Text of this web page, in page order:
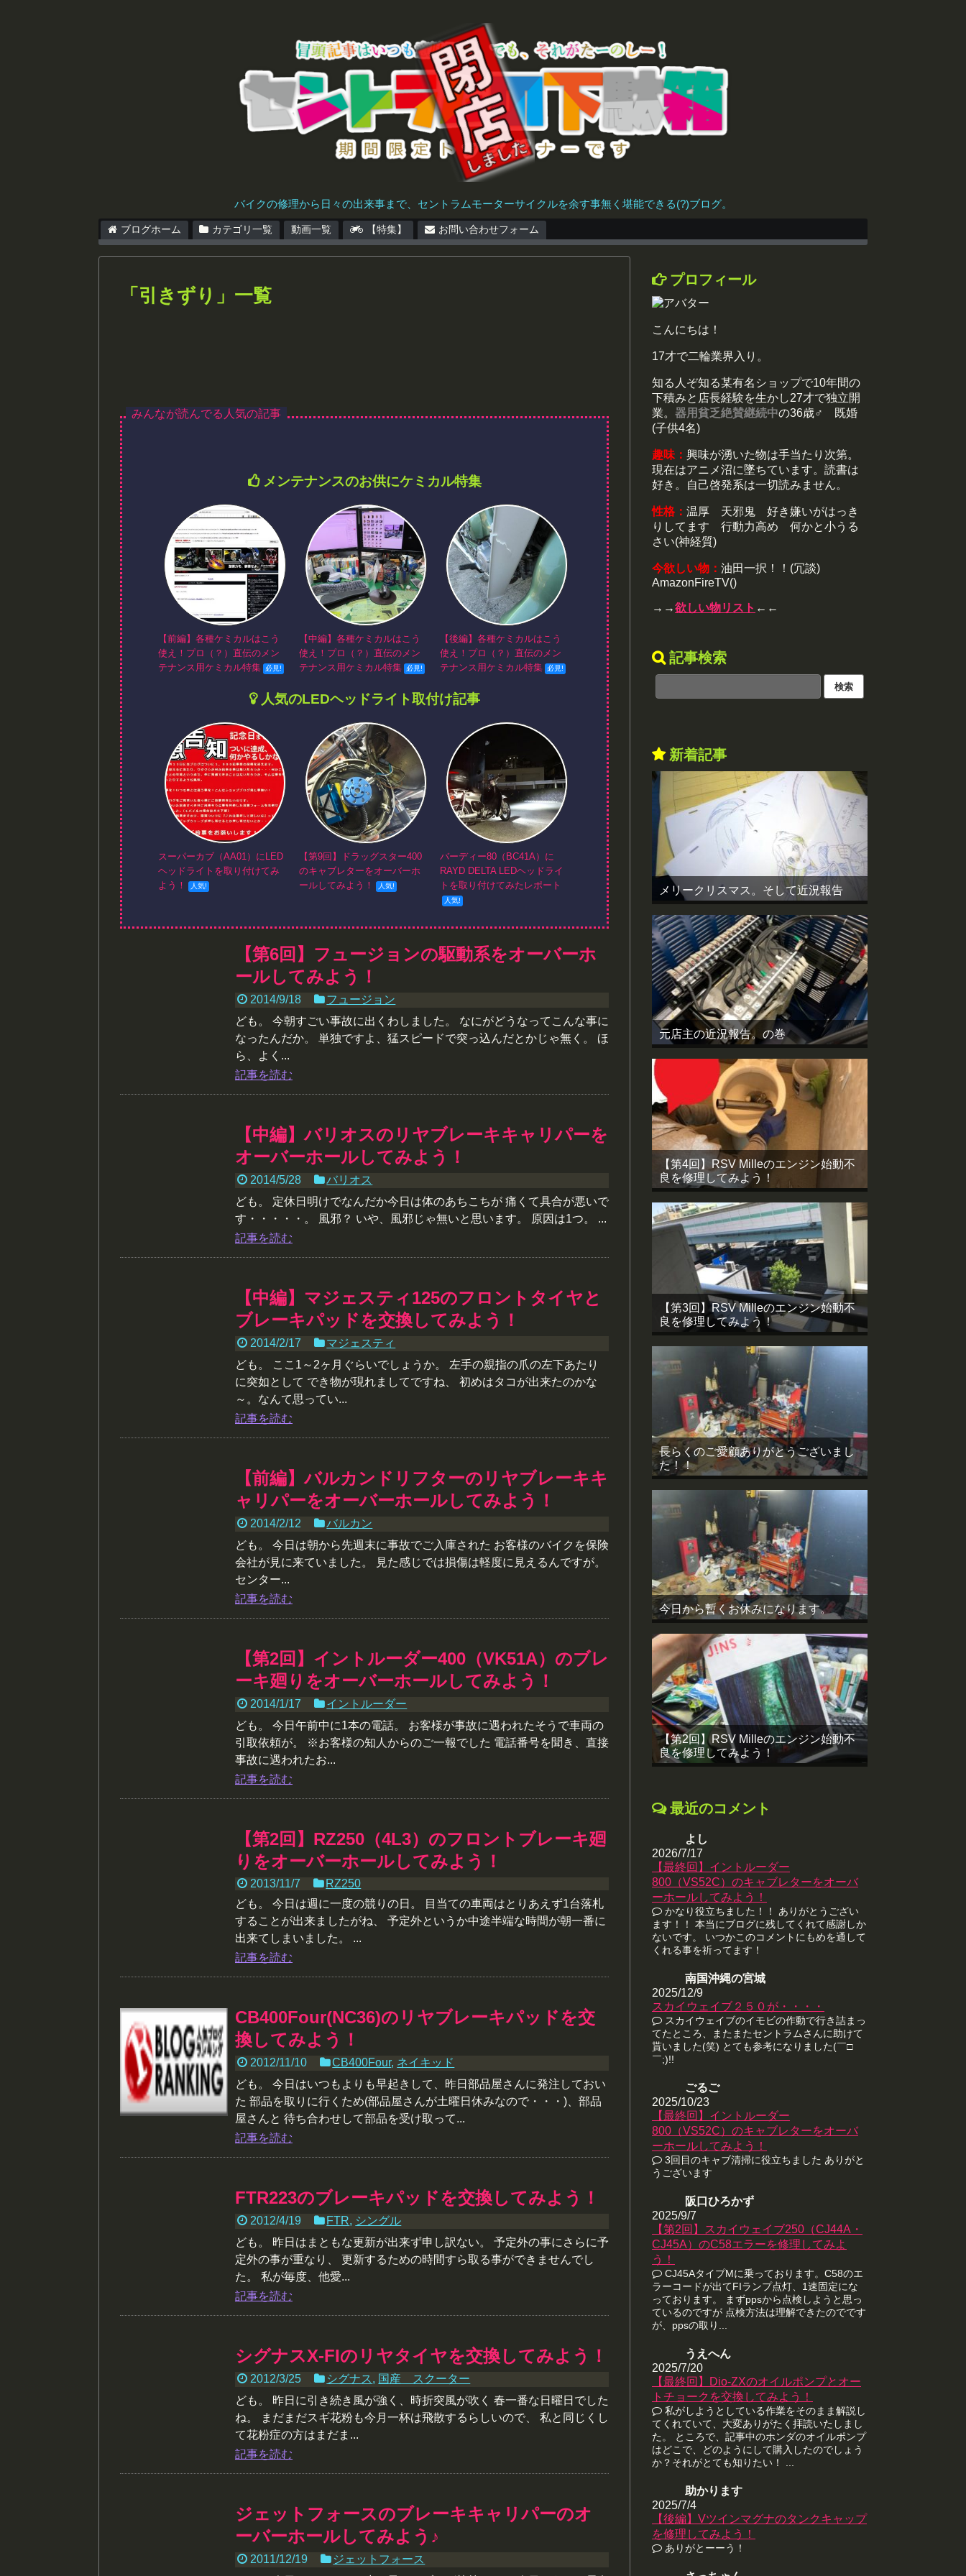
バイクの修理から日々の出来事まで、セントラムモーターサイクルを余す事無く堪能できる(?)ブログ。
ブログホーム カテゴリ一覧 動画一覧 【特集】 お問い合わせフォーム
「 引きずり 」 一覧
メンテナンスのお供にケミカル特集
【前編】各種ケミカルはこう
使え！プロ（？）直伝のメン
テナンス用ケミカル特集
【中編】各種ケミカルはこう
使え！プロ（？）直伝のメン
テナンス用ケミカル特集
【後編】各種ケミカルはこう
使え！プロ（？）直伝のメン
テナンス用ケミカル特集
人気のLEDヘッドライト取付け記事
スーパーカブ（AA01）にLED
ヘッドライトを取り付けてみ
よう！
【第9回】ドラッグスター400
のキャブレターをオーバーホ
ールしてみよう！
バーディー80（BC41A）に
RAYD DELTA LEDヘッドライ
トを取り付けてみたレポート
【第6回】フュージョンの駆動系をオーバーホ
ールしてみよう！
2014/9/18
フュージョン
ども。 今朝すごい事故に出くわしました。 なにがどうなってこんな事に
なったんだか。 単独ですよ、猛スピードで突っ込んだとかじゃ無く。 ほ
ら、よく...
記事を読む
【中編】バリオスのリヤブレーキキャリパーを
オーバーホールしてみよう！
2014/5/28
バリオス
ども。 定休日明けでなんだか今日は体のあちこちが 痛くて具合が悪いで
す・・・・・。 風邪？ いや、風邪じゃ無いと思います。 原因は1つ。 ...
記事を読む
【中編】マジェスティ125のフロントタイヤと
ブレーキパッドを交換してみよう！
2014/2/17
マジェスティ
ども。 ここ1～2ヶ月ぐらいでしょうか。 左手の親指の爪の左下あたり
に突如として でき物が現れましてですね、 初めはタコが出来たのかな
～。なんて思ってい...
記事を読む
【前編】バルカンドリフターのリヤブレーキキ
ャリパーをオーバーホールしてみよう！
2014/2/12
バルカン
ども。 今日は朝から先週末に事故でご入庫された お客様のバイクを保険
会社が見に来ていました。 見た感じでは損傷は軽度に見えるんですが。
センター...
記事を読む
【第2回】イントルーダー400（VK51A）のブレ
ーキ廻りをオーバーホールしてみよう！
2014/1/17
イントルーダー
ども。 今日午前中に1本の電話。 お客様が事故に遇われたそうで車両の
引取依頼が。 ※お客様の知人からのご一報でした 電話番号を聞き、直接
事故に遇われたお...
記事を読む
【第2回】RZ250（4L3）のフロントブレーキ廻
りをオーバーホールしてみよう！
2013/11/7
RZ250
ども。 今日は週に一度の競りの日。 目当ての車両はとりあえず1台落札
することが出来ましたがね、 予定外というか中途半端な時間が朝一番に
出来てしまいました。 ...
記事を読む
CB400Four(NC36)のリヤブレーキパッドを交
換してみよう！
2012/11/10 CB400Four, ネイキッド
ども。 今日はいつもよりも早起きして、昨日部品屋さんに発注しておい
た 部品を取りに行くため(部品屋さんが土曜日休みなので・・・)、部品
屋さんと 待ち合わせして部品を受け取って...
記事を読む
FTR223のブレーキパッドを交換してみよう！
2012/4/19 FTR, シングル
ども。 昨日はまともな更新が出来ず申し訳ない。 予定外の事にさらに予
定外の事が重なり、 更新するための時間すら取る事ができませんでし
た。 私が毎度、他愛...
記事を読む
シグナスX-FIのリヤタイヤを交換してみよう！
2012/3/25 シグナス , 国産 スクーター
ども。 昨日に引き続き風が強く、時折突風が吹く 春一番な日曜日でした
ね。 まだまだスギ花粉も今月一杯は飛散するらしいので、 私と同じくし
て花粉症の方はまだま...
記事を読む
ジェットフォースのブレーキキャリパーのオ
ーバーホールしてみよう♪
2011/12/19
ジェットフォース
プロフィール
こんにちは！
17才で二輪業界入り。
知る人ぞ知る某有名ショップで10年間の
下積みと店長経験を生かし27才で独立開
業。 器用貧乏絶賛継続中の36歳♂ 既婚
(子供4名)
趣味： 興味が湧いた物は手当たり次第。
現在はアニメ沼に墜ちています。読書は
好き。自己啓発系は一切読みません。
性格： 温厚 天邪鬼 好き嫌いがはっき
りしてます 行動力高め 何かと小うる
さい(神経質)
今欲しい物： 油田一択！！(冗談)
AmazonFireTV()
→→欲しい物リスト ←←
記事検索
新着記事
メリークリスマス。そして近況報告
元店主の近況報告。の巻
【第4回】RSV Milleのエンジン始動不
良を修理してみよう！
【第3回】RSV Milleのエンジン始動不
良を修理してみよう！
長らくのご愛顧ありがとうございまし
た！！
今日から暫くお休みになります。
【第2回】RSV Milleのエンジン始動不
良を修理してみよう！
最近のコメント
よし
2026/7/17
【最終回】イントルーダー
800（VS52C）のキャブレターをオーバ
ーホールしてみよう！
かなり役立ちました！！ ありがとうござい
ます！！ 本当にブログに残してくれて感謝しか
ないです。 いつかこのコメントにもめを通して
くれる事を祈ってます！
南国沖縄の宮城
2025/12/9
スカイウェイブ２５０が・・・・
スカイウェイブのイモビの作動で行き詰まっ
てたところ、またまたセントラムさんに助けて
貰いました(笑) とても参考になりました(￣□
￣;)!!
ごるご
2025/10/23
【最終回】イントルーダー
800（VS52C）のキャブレターをオーバ
ーホールしてみよう！
3回目のキャブ清掃に役立ちました ありがと
うございます
阪口ひろかず
2025/9/7
【第2回】スカイウェイブ250（CJ44A・
CJ45A）のC58エラーを修理してみよ
う！
CJ45AタイプMに乗っております。C58のエ
ラーコードが出てFIランプ点灯、1速固定にな
っております。 まずppsから点検しようと思っ
ているのですが 点検方法は理解できたのでです
が、ppsの取り...
うえへん
2025/7/20
【最終回】Dio-ZXのオイルポンプとオー
トチョークを交換してみよう！
私がしようとしている作業をそのまま解説し
てくれていて、大変ありがたく拝読いたしまし
た。 ところで、記事中のホンダのオイルポンプ
はどこで、どのようにして購入したのでしょう
か？それがとても知りたい！ ...
助かります
2025/7/4
【後編】Vツインマグナのタンクキャップ
を修理してみよう！
ありがとーーう！